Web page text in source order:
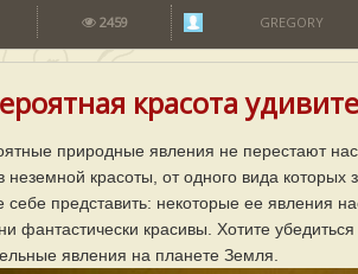
2459 GREGORY
красота
природные явления не перестают
неземной красоты, от одного вида
себе представить: некоторые ее явления
фантастически красивы. Хотите
явления на планете Земля.